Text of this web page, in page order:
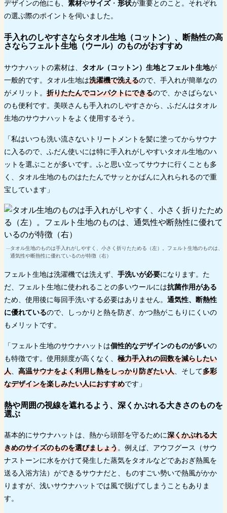
デザインの他にも、 素材やサイズ・ 形状が重要とのこと。それぞれ
の選ぶ際のポイントを伺いました。
手入れのしやすさならタオル生地（コットン）、断熱性の高
さならフェルト生地（ウール）のものがおすすめ
サウナハットの素材は、 タオル（コットン）生地とフェルト生地が
一般的です。タオル生地は洗濯機で洗えるので、手入れが簡単なの
がメリット。 折りたたんでコンパクトにできるので、かさばらない
のも便利です。美咲さんも手入れのしやすさから、ふだんはタオル
生地のサウナハットをよく使用するそう。
「私はいつも洗い流さないトリートメントを髪に塗ってからサウナ
に入るので、ふだん使いには特に手入れがしやすいタオル生地のハ
ットを選ぶことが多いです。ふと思い立ってサウナに行くことも多
く、タオル生地のものはたたんでサッとかばんに入れられるので重
宝しています」
タオル生地のものは手入れがしやすく、小さく折りたためる（左）。フェルト生地のものは、
通気性や断熱性に優れているのが特徴（右）
フェルト生地は洗濯機では洗えず、 手洗いが必要になります。た
だ、フェルト生地に使われることの多いウールには抗菌作用がある
ため、使用後に毎回手洗いする必要はありません。 通気性、断熱性
に優れているので、しっかりと熱を防ぎ、かつ熱がこもりにくいの
もメリットです。
「フェルト生地のサウナハットは個性的なデザインのものが多いの
も特徴です。使用頻度が高くなく、 極力手入れの回数を減らしたい
人
高温サウナをよく利用し熱をしっかり防ぎたい人 、そして多彩
なデザインを楽しみたい人におすすめです」
熱や周囲の視線を遮れるよう、深くかぶれる大きさのものを
選ぶ
基本的にサウナハットは、熱から頭部を守るために深くかぶれる大
きめのサイズのものを選びましょう。例えば、アウフグース（サウ
ナストーンに水をかけて発生した蒸気をタオルなどであおぎ熱風を
送る入浴方法）ができるサウナだと、ものすごい勢いで熱風がかか
りますが、浅いサウナハットでは風で脱げてしまうこともありま
す。